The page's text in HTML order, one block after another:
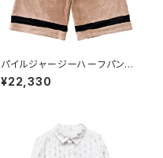
パイルジャージーハーフパン
ツ BEIGE
¥22,330